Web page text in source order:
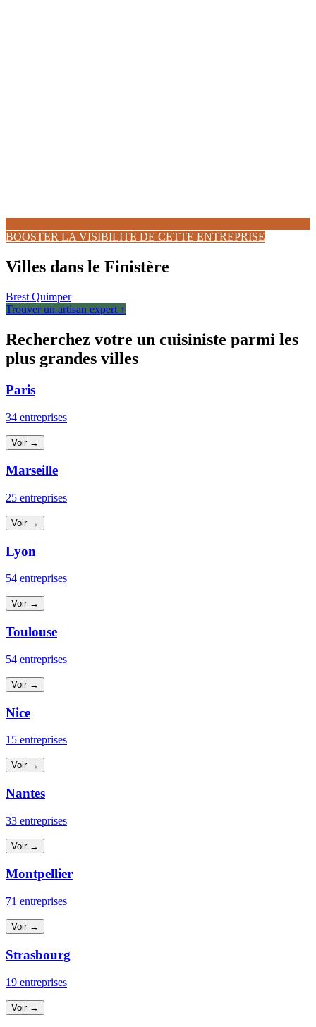
BOOSTER LA VISIBILITÉ DE CETTE ENTREPRISE
Villes dans le Finistère
Brest Quimper
Trouver un artisan expert ↑
Recherchez votre un cuisiniste parmi les
plus grandes villes
Paris
34 entreprises
Voir →
Marseille
25 entreprises
Voir →
Lyon
54 entreprises
Voir →
Toulouse
54 entreprises
Voir →
Nice
15 entreprises
Voir →
Nantes
33 entreprises
Voir →
Montpellier
71 entreprises
Voir →
Strasbourg
19 entreprises
Voir →